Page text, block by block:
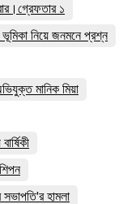
১
ভূমিকা নিয়ে জনমনে প্রশ্ন
মানিক মিয়া
হামলা